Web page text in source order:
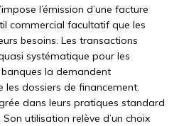
l’émission d’une facture
commercial facultatif que les
besoins. Les transactions
systématique pour les
la demandent
dossiers de financement.
dans leurs pratiques standard
utilisation relève d’un choix